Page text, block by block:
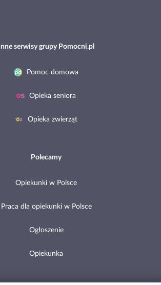
Inne serwisy grupy Pomocni.pl
Pomoc domowa
Opieka seniora
Opieka zwierząt
Polecamy
Opiekunki w Polsce
Praca dla opiekunki w Polsce
Ogłoszenie
Opiekunka